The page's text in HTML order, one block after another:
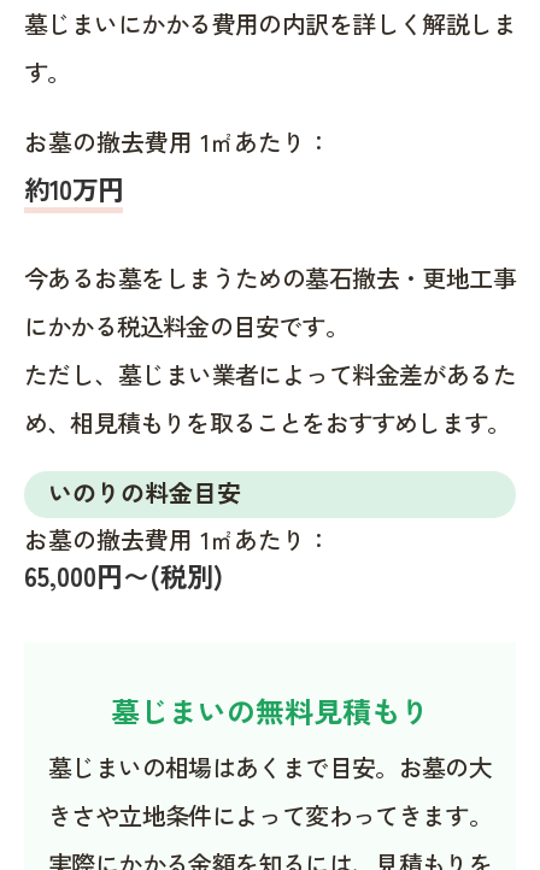
墓じまいにかかる費用の内訳を詳しく解説しま
す。
お墓の撤去費用 1㎡あたり：
約10万円
今あるお墓をしまうための墓石撤去・更地工事
にかかる税込料金の目安です。
ただし、墓じまい業者によって料金差があるた
め、相見積もりを取ることをおすすめします。
いのりの料金目安
お墓の撤去費用 1㎡あたり：
65,000円〜(税別)
墓じまいの無料見積もり
墓じまいの相場はあくまで目安。お墓の大
きさや立地条件によって変わってきます。